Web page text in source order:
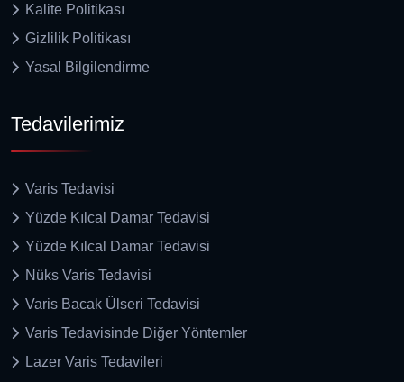
Kalite Politikası
Gizlilik Politikası
Yasal Bilgilendirme
Tedavilerimiz
Varis Tedavisi
Yüzde Kılcal Damar Tedavisi
Yüzde Kılcal Damar Tedavisi
Nüks Varis Tedavisi
Varis Bacak Ülseri Tedavisi
Varis Tedavisinde Diğer Yöntemler
Lazer Varis Tedavileri